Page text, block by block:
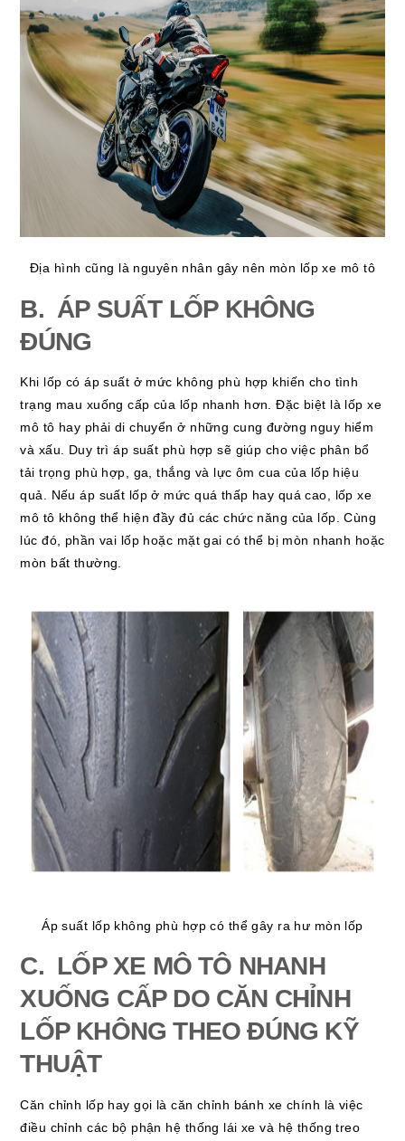
Địa hình cũng là nguyên nhân gây nên mòn lốp xe mô tô
B. ÁP SUẤT LỐP KHÔNG
ĐÚNG
Khi lốp có áp suất ở mức không phù hợp khiến cho tình
trạng mau xuống cấp của lốp nhanh hơn. Đặc biệt là lốp xe
mô tô hay phải di chuyển ở những cung đường nguy hiểm
và xấu. Duy trì áp suất phù hợp sẽ giúp cho việc phân bổ
tải trọng phù hợp, ga, thắng và lực ôm cua của lốp hiệu
quả. Nếu áp suất lốp ở mức quá thấp hay quá cao, lốp xe
mô tô không thể hiện đầy đủ các chức năng của lốp. Cùng
lúc đó, phần vai lốp hoặc mặt gai có thể bị mòn nhanh hoặc
mòn bất thường.
Áp suất lốp không phù hợp có thể gây ra hư mòn lốp
C. LỐP XE MÔ TÔ NHANH
XUỐNG CẤP DO CĂN CHỈNH
LỐP KHÔNG THEO ĐÚNG KỸ
THUẬT
Căn chỉnh lốp hay gọi là căn chỉnh bánh xe chính là việc
điều chỉnh các bộ phận hệ thống lái xe và hệ thống treo